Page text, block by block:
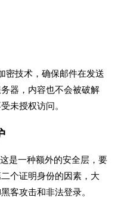
密技术，确保邮件在发送
器，内容也不会被破解
未授权访问。
是一种额外的安全层，要
个证明身份的因素，大
客攻击和非法登录。